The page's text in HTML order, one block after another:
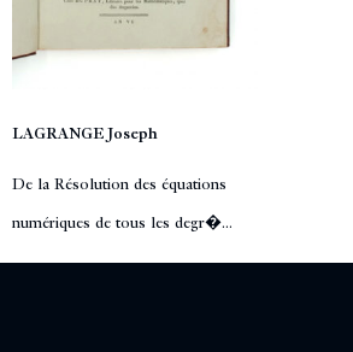
LAGRANGE Joseph
De la Résolution des équations
numériques de tous les degr�...